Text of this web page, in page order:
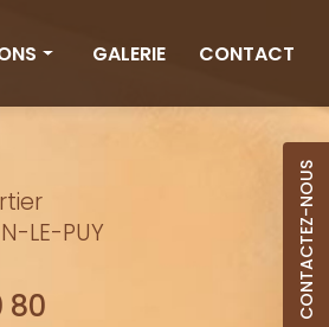
CONTACTEZ-NOUS
l'eau
GALERIE CONTACT
LE-PUY
80